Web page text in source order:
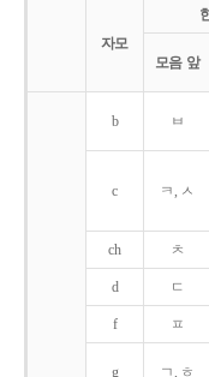
자모
모음 앞
b ㅂ
c ㅋ, ㅅ
ch ㅊ
d ㄷ
f ㅍ
g ㄱ, ㅎ